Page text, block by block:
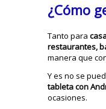
¿Cómo
Tanto para
restaurantes,
manera que
Y es no se
tableta con
ocasiones.